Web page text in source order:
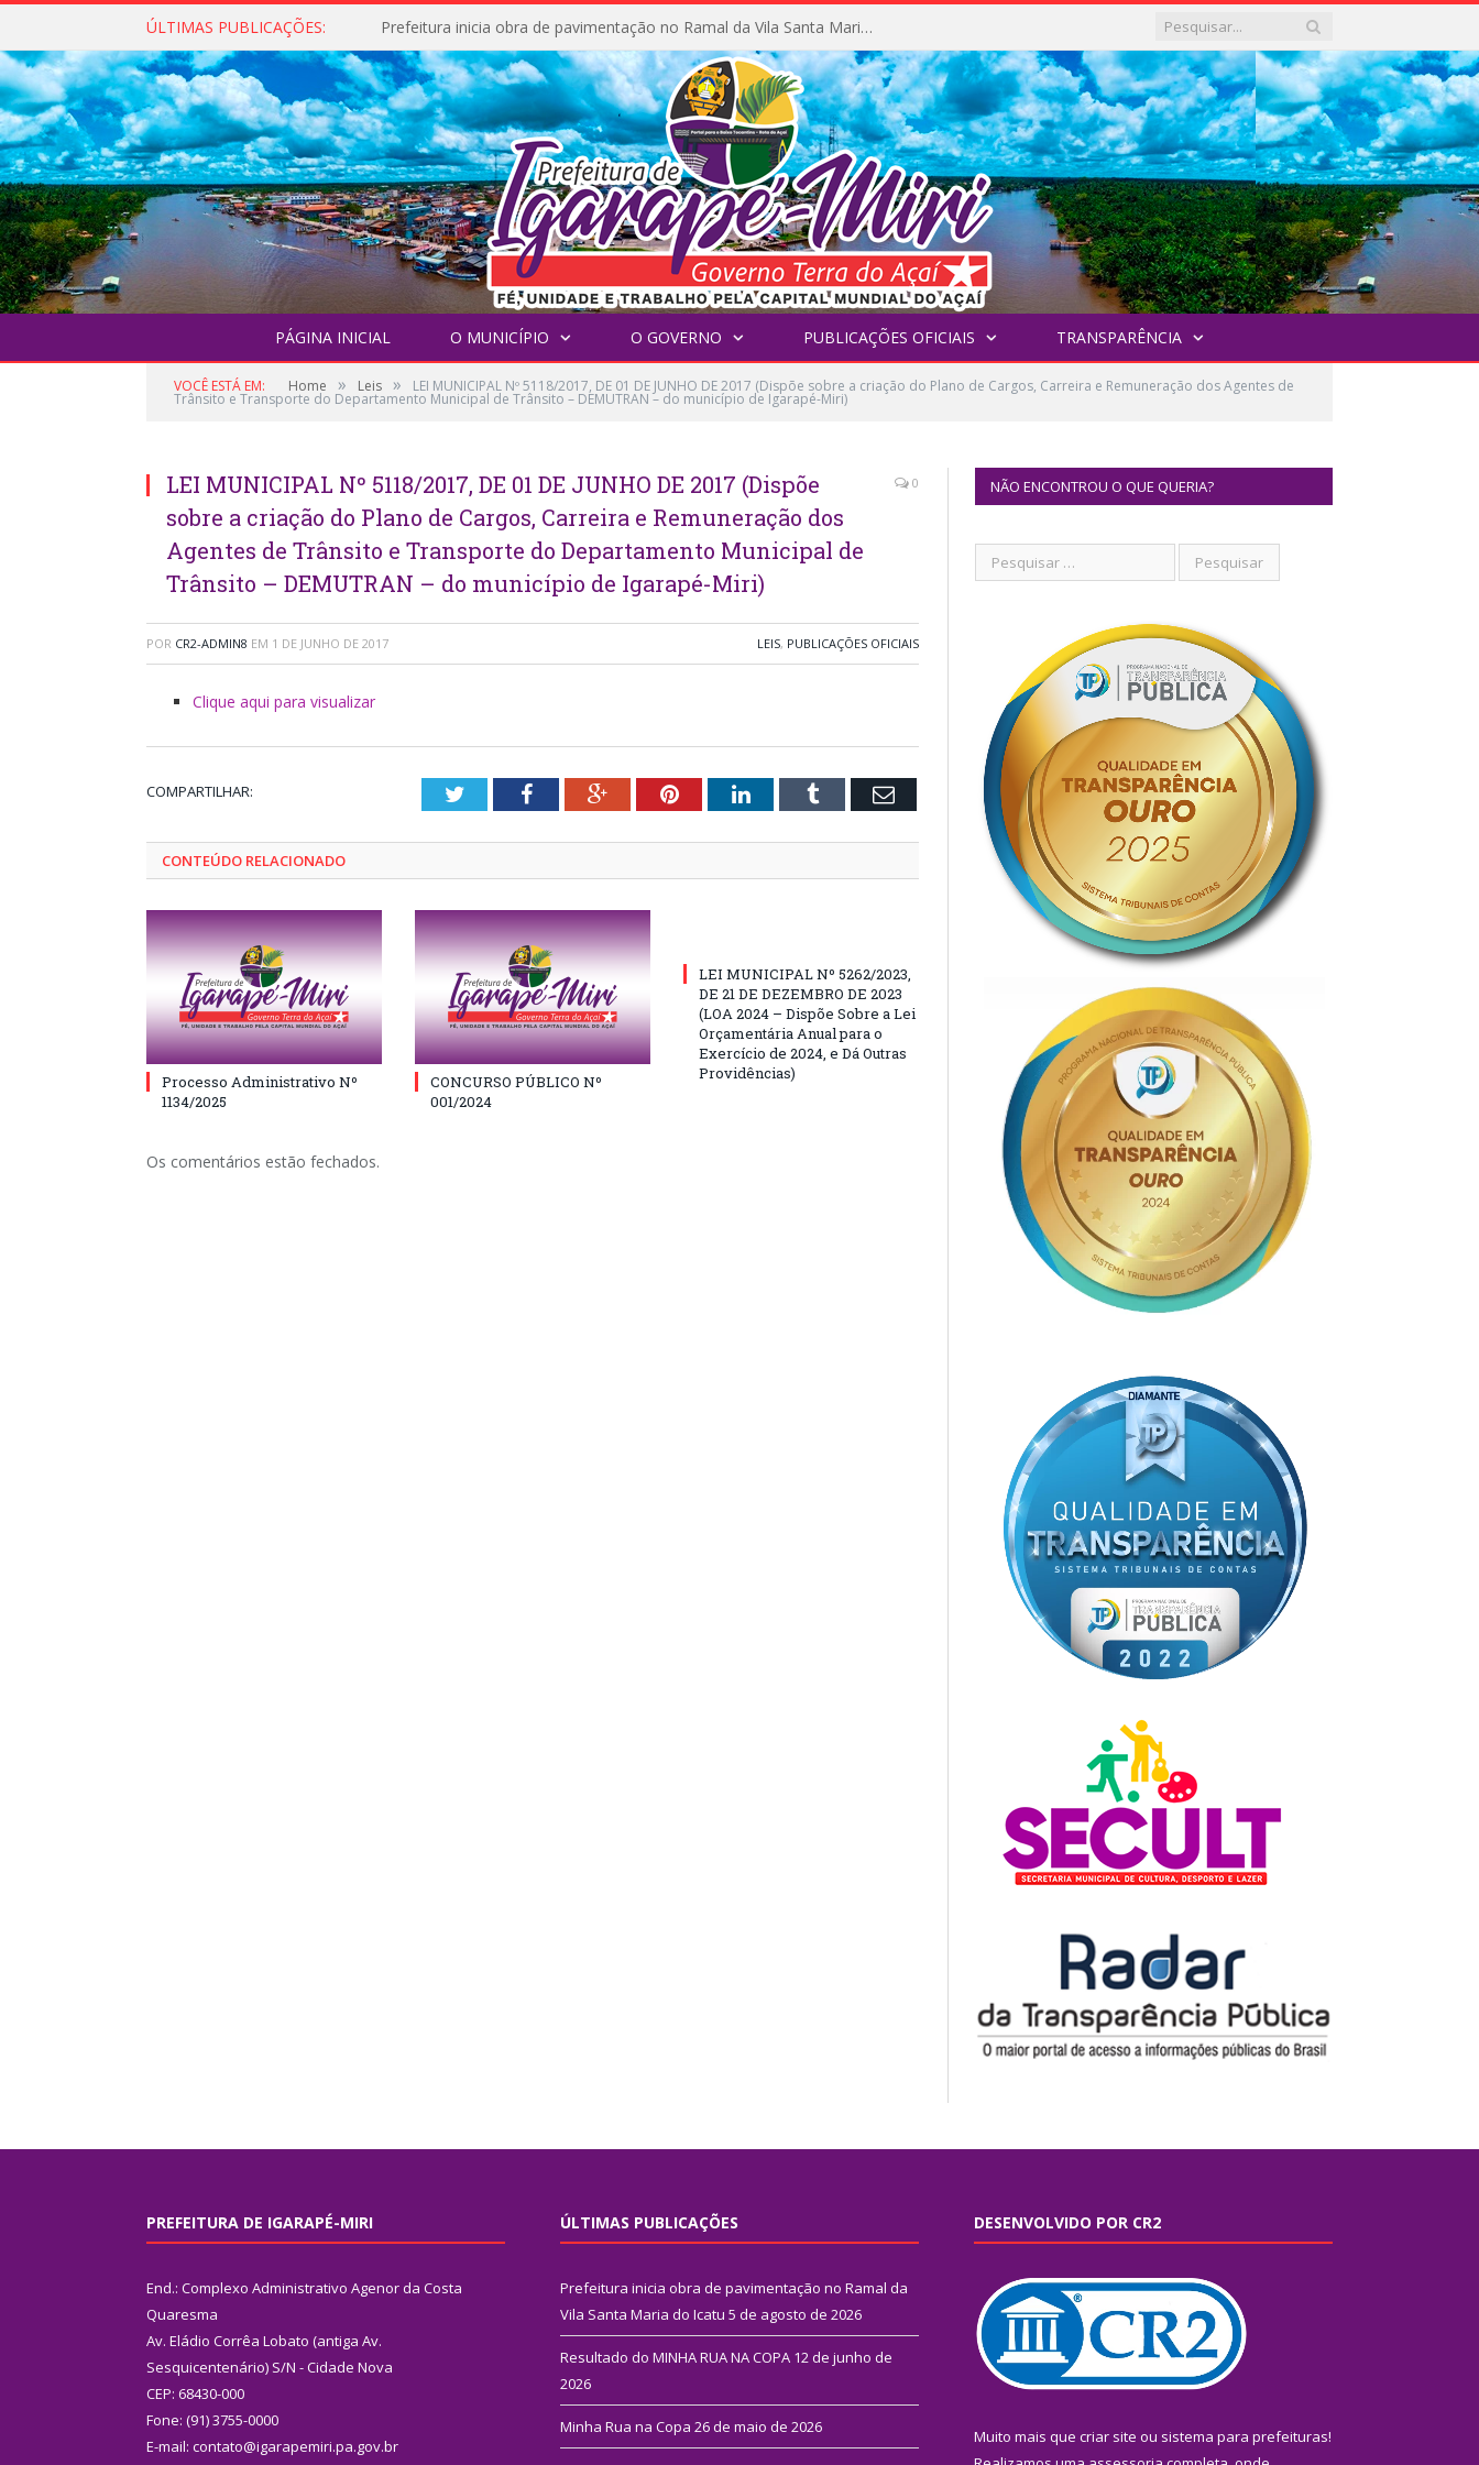
ÚLTIMAS PUBLICAÇÕES: Prefeitura inicia obra de pavimentação no Ramal da Vila Santa Maria do Icatu
PÁGINA INICIAL O MUNICÍPIO O GOVERNO PUBLICAÇÕES OFICIAIS TRANSPARÊNCIA
VOCÊ ESTÁ EM: Home » Leis » LEI MUNICIPAL Nº 5118/2017, DE 01 DE JUNHO DE 2017 (Dispõe sobre a criação do Plano de Cargos, Carreira e Remuneração dos Agentes de
Trânsito e Transporte do Departamento Municipal de Trânsito – DEMUTRAN – do município de Igarapé-Miri)
LEI MUNICIPAL Nº 5118/2017, DE 01 DE JUNHO DE 2017 (Dispõe
sobre a criação do Plano de Cargos, Carreira e Remuneração dos
Agentes de Trânsito e Transporte do Departamento Municipal de
Trânsito – DEMUTRAN – do município de Igarapé-Miri)
0
POR CR2-ADMIN8 EM 1 DE JUNHO DE 2017 LEIS, PUBLICAÇÕES OFICIAIS
Clique aqui para visualizar
COMPARTILHAR: TwitterFacebookGoogle+PinterestLinkedInTumblr Email
CONTEÚDO RELACIONADO
Processo Administrativo Nº
1134/2025
CONCURSO PÚBLICO Nº
001/2024
LEI MUNICIPAL Nº 5262/2023,
DE 21 DE DEZEMBRO DE 2023
(LOA 2024 – Dispõe Sobre a Lei
Orçamentária Anual para o
Exercício de 2024, e Dá Outras
Providências)
Os comentários estão fechados.
NÃO ENCONTROU O QUE QUERIA?
PREFEITURA DE IGARAPÉ-MIRI
End.: Complexo Administrativo Agenor da Costa
Quaresma
Av. Eládio Corrêa Lobato (antiga Av.
Sesquicentenário) S/N - Cidade Nova
CEP: 68430-000
Fone: (91) 3755-0000
E-mail: contato@igarapemiri.pa.gov.br
ÚLTIMAS PUBLICAÇÕES
Prefeitura inicia obra de pavimentação no Ramal da
Vila Santa Maria do Icatu 5 de agosto de 2026
Resultado do MINHA RUA NA COPA 12 de junho de
2026
Minha Rua na Copa 26 de maio de 2026
DESENVOLVIDO POR CR2
Muito mais que criar site ou sistema para prefeituras!